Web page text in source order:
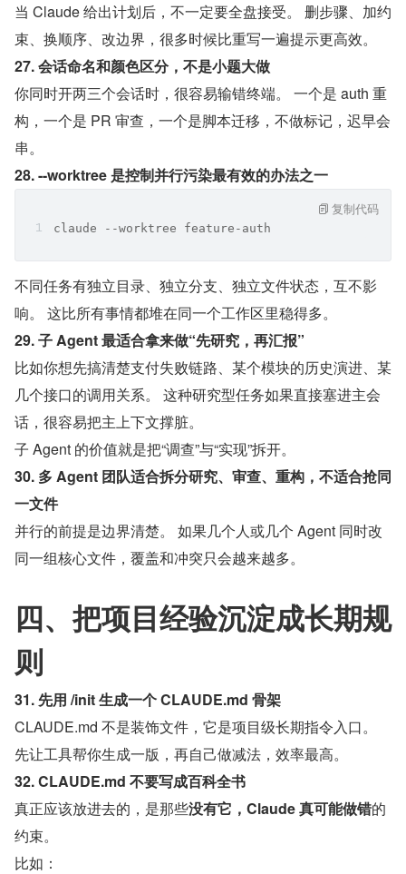
当 Claude 给出计划后，不一定要全盘接受。 删步骤、加约
束、换顺序、改边界，很多时候比重写一遍提示更高效。
27. 会话命名和颜色区分，不是小题大做
你同时开两三个会话时，很容易输错终端。 一个是 auth 重
构，一个是 PR 审查，一个是脚本迁移，不做标记，迟早会
串。
28. --worktree 是控制并行污染最有效的办法之一
claude --worktree feature-auth
复制代码
不同任务有独立目录、独立分支、独立文件状态，互不影
响。 这比所有事情都堆在同一个工作区里稳得多。
29. 子 Agent 最适合拿来做“先研究，再汇报”
比如你想先搞清楚支付失败链路、某个模块的历史演进、某
几个接口的调用关系。 这种研究型任务如果直接塞进主会
话，很容易把主上下文撑脏。
子 Agent 的价值就是把“调查”与“实现”拆开。
30. 多 Agent 团队适合拆分研究、审查、重构，不适合抢同
一文件
并行的前提是边界清楚。 如果几个人或几个 Agent 同时改
同一组核心文件，覆盖和冲突只会越来越多。
四、把项目经验沉淀成长期规
则
31. 先用 /init 生成一个 CLAUDE.md 骨架
CLAUDE.md 不是装饰文件，它是项目级长期指令入口。
先让工具帮你生成一版，再自己做减法，效率最高。
32. CLAUDE.md 不要写成百科全书
真正应该放进去的，是那些没有它，Claude 真可能做错的
约束。
比如：